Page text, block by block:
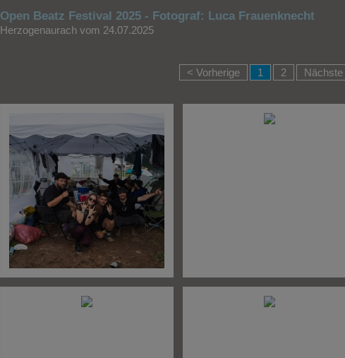
Open Beatz Festival 2025 - Fotograf: Luca Frauenknecht
Herzogenaurach vom 24.07.2025
< Vorherige 1 2 Nächste